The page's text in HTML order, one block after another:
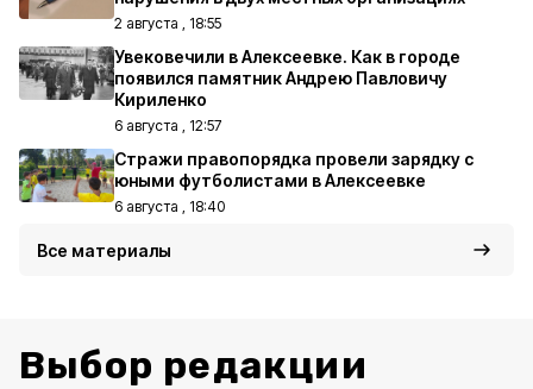
2 августа , 18:55
Увековечили в Алексеевке. Как в городе
появился памятник Андрею Павловичу
Кириленко
6 августа , 12:57
Стражи правопорядка провели зарядку с
юными футболистами в Алексеевке
6 августа , 18:40
Все материалы
Выбор редакции